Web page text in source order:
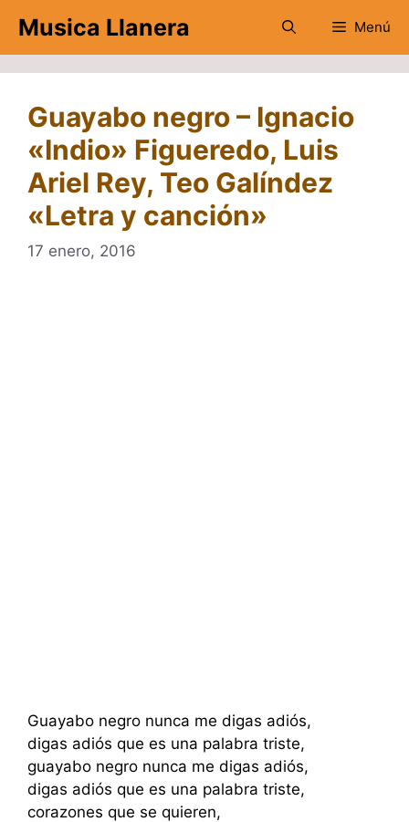
contenido
Musica Llanera Menú
Guayabo negro – Ignacio
«Indio» Figueredo, Luis
Ariel Rey, Teo Galíndez
«Letra y canción»
17 enero, 2016
Guayabo negro nunca me digas adiós,
digas adiós que es una palabra triste,
guayabo negro nunca me digas adiós,
digas adiós que es una palabra triste,
corazones que se quieren,